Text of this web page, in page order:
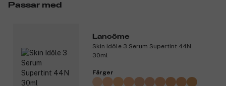
För en soft-blurred matt finish.
3326249
Passar med
Lancôme
Skin Idôle 3 Serum Supertint 44N
30ml
Färger